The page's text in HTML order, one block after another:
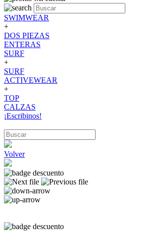
SWIMWEAR
+
DOS PIEZAS
ENTERAS
SURF
+
SURF
ACTIVEWEAR
+
TOP
CALZAS
¡Escribinos!
Volver